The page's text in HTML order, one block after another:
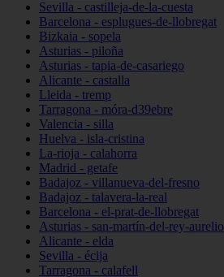
Sevilla - castilleja-de-la-cuesta
Barcelona - esplugues-de-llobregat
Bizkaia - sopela
Asturias - piloña
Asturias - tapia-de-casariego
Alicante - castalla
Lleida - tremp
Tarragona - móra-d39ebre
Valencia - silla
Huelva - isla-cristina
La-rioja - calahorra
Madrid - getafe
Badajoz - villanueva-del-fresno
Badajoz - talavera-la-real
Barcelona - el-prat-de-llobregat
Asturias - san-martín-del-rey-aurelio
Alicante - elda
Sevilla - écija
Tarragona - calafell